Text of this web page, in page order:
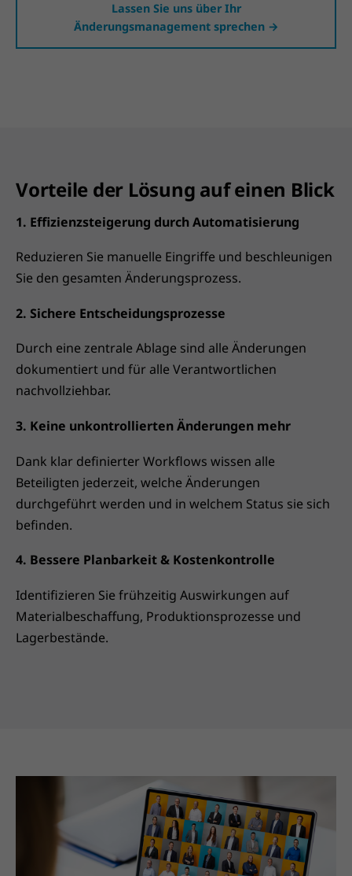
Lassen Sie uns über Ihr
Änderungsmanagement sprechen →
Vorteile der Lösung auf einen Blick
1. Effizienzsteigerung durch Automatisierung
Reduzieren Sie manuelle Eingriffe und beschleunigen
Sie den gesamten Änderungsprozess.
2. Sichere Entscheidungsprozesse
Durch eine zentrale Ablage sind alle Änderungen
dokumentiert und für alle Verantwortlichen
nachvollziehbar.
3. Keine unkontrollierten Änderungen mehr
Dank klar definierter Workflows wissen alle
Beteiligten jederzeit, welche Änderungen
durchgeführt werden und in welchem Status sie sich
befinden.
4. Bessere Planbarkeit & Kostenkontrolle
Identifizieren Sie frühzeitig Auswirkungen auf
Materialbeschaffung, Produktionsprozesse und
Lagerbestände.